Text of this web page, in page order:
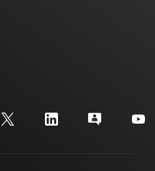
de TI E2E™
cruzadas
pedidos